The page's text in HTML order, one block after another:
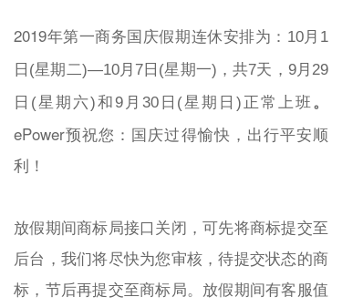
n
2019年第一商务国庆假期连休安排为： 10月1
日(星期二)—10月7日(星期一)，共7天，9月29
日(星期六)和9月30日(星期日)正常上班。
ePower预祝您：国庆过得愉快，出行平安顺
利！
放假期间商标局接口关闭，可先将商标提交至
后台，我们将尽快为您审核，待提交状态的商
标，节后再提交至商标局。放假期间有客服值